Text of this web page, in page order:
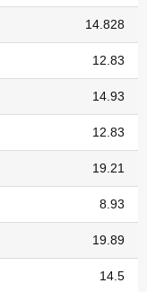
14.828
12.83
14.93
12.83
19.21
8.93
19.89
14.5